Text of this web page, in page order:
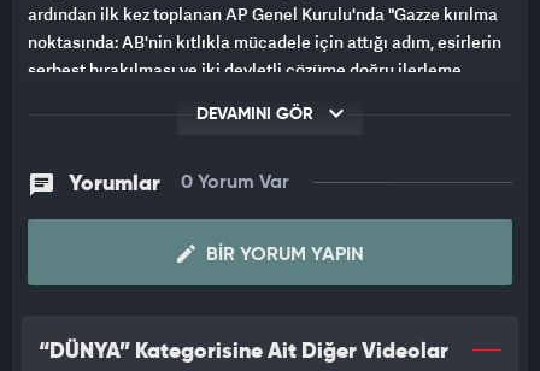
ardından ilk kez toplanan AP Genel Kurulu'nda "Gazze kırılma
noktasında: AB'nin kıtlıkla mücadele için attığı adım, esirlerin
serbest bırakılması ve iki devletli çözüme doğru ilerleme
"katliamları desteklediğini" söyledi.
Botenga, AB'nin İsrail'i milyonlarca avro ve silahlarla
desteklemeyi sürdürdüğünü kaydederek "Açık olan bir şey
bulunmadığıdır. Ahlaki pusula, Avrupa'nın eylemsizliği ve
Gazze'de olanlara ortaklığı karşısında harekete geçen binlerce
eden birkaçınız hariç hepimizin görebildiği bir soykırımdır."
DEVAMINI GÖR
Yorumlar 0 Yorum Var
BIR YORUM YAPIN
“DÜNYA” Kategorisine Ait Diğer Videolar